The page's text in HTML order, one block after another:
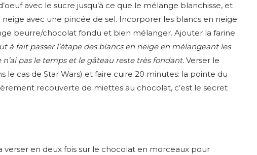
avec le sucre jusqu’à ce que le mélange blanchisse, et
avec une pincée de sel. Incorporer les blancs en neige
beurre/chocolat fondu et bien mélanger. Ajouter la farine
à fait passer l’étape des blancs en neige en mélangeant les
pas le temps et le gâteau reste très fondant. Verser le
le cas de Star Wars) et faire cuire 20 minutes: la pointe du
recouverte de miettes au chocolat, c’est le secret
en deux fois sur le chocolat en morceaux pour